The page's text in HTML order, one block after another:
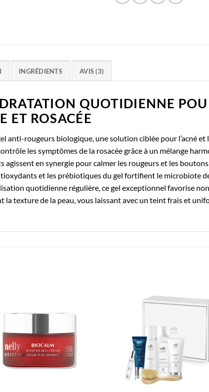
INGRÉDIENTS AVIS (3)
QUOTIDIENNE
ET ROSACÉE
anti-rougeurs biologique, une solution ciblée pour l’acné et
les symptômes de la rosacée grâce à un mélange
agissent en synergie pour calmer les rougeurs et les
et les prébiotiques du gel fortifient le microbiote
quotidienne régulière, ce gel exceptionnel favorise
la texture de la peau, vous laissant avec un teint frais et